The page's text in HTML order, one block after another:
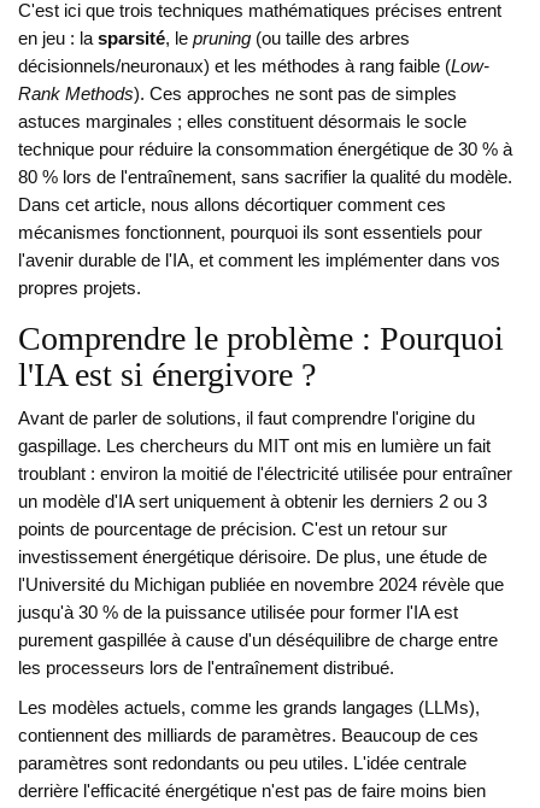
C'est ici que trois techniques mathématiques précises entrent
en jeu : la sparsité, le pruning (ou taille des arbres
décisionnels/neuronaux) et les méthodes à rang faible (Low-
Rank Methods). Ces approches ne sont pas de simples
astuces marginales ; elles constituent désormais le socle
technique pour réduire la consommation énergétique de 30 % à
80 % lors de l'entraînement, sans sacrifier la qualité du modèle.
Dans cet article, nous allons décortiquer comment ces
mécanismes fonctionnent, pourquoi ils sont essentiels pour
l'avenir durable de l'IA, et comment les implémenter dans vos
propres projets.
Comprendre le problème : Pourquoi
l'IA est si énergivore ?
Avant de parler de solutions, il faut comprendre l'origine du
gaspillage. Les chercheurs du MIT ont mis en lumière un fait
troublant : environ la moitié de l'électricité utilisée pour entraîner
un modèle d'IA sert uniquement à obtenir les derniers 2 ou 3
points de pourcentage de précision. C'est un retour sur
investissement énergétique dérisoire. De plus, une étude de
l'Université du Michigan publiée en novembre 2024 révèle que
jusqu'à 30 % de la puissance utilisée pour former l'IA est
purement gaspillée à cause d'un déséquilibre de charge entre
les processeurs lors de l'entraînement distribué.
Les modèles actuels, comme les grands langages (LLMs),
contiennent des milliards de paramètres. Beaucoup de ces
paramètres sont redondants ou peu utiles. L'idée centrale
derrière l'efficacité énergétique n'est pas de faire moins bien